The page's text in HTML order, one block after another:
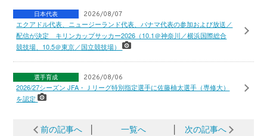
日本代表 2026/08/07
エクアドル代表、ニュージーランド代表、パナマ代表の参加および放送／
配信が決定 キリンカップサッカー2026（10.1＠神奈川／横浜国際総合
競技場、10.5＠東京／国立競技場）
選手育成 2026/08/06
2026/27シーズン JFA・Ｊリーグ特別指定選手に佐藤柚太選手（専修大）
を認定
前の記事へ 一覧へ 次の記事へ